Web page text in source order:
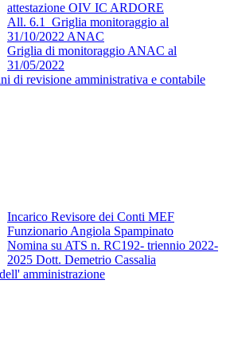
attestazione OIV IC ARDORE
All. 6.1_Griglia monitoraggio al
31/10/2022 ANAC
Griglia di monitoraggio ANAC al
31/05/2022
di revisione amministrativa e contabile
Incarico Revisore dei Conti MEF
Funzionario Angiola Spampinato
Nomina su ATS n. RC192- triennio 2022-
2025 Dott. Demetrio Cassalia
amministrazione